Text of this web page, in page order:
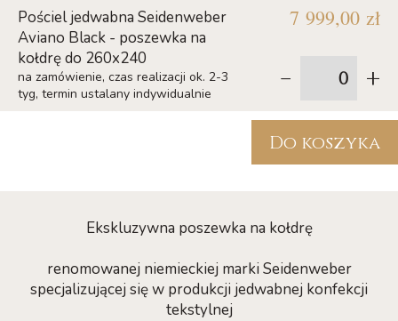
Pościel jedwabna Seidenweber
Aviano Black - poszewka na
kołdrę do 260x240
na zamówienie, czas realizacji ok. 2-3
tyg, termin ustalany indywidualnie
7 999,00 zł
- +
Do koszyka
Ekskluzywna poszewka na kołdrę
renomowanej niemieckiej marki Seidenweber
specjalizującej się w produkcji jedwabnej konfekcji
tekstylnej